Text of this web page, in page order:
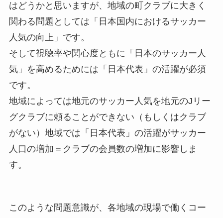
はどうかと思いますが、地域の町クラブに大きく
関わる問題としては「日本国内におけるサッカー
人気の向上」です。
そして視聴率や関心度ともに「日本のサッカー人
気」を高めるためには「日本代表」の活躍が必須
です。
地域によっては地元のサッカー人気を地元のJリー
グクラブに頼ることができない（もしくはクラブ
がない）地域では「日本代表」の活躍がサッカー
人口の増加＝クラブの会員数の増加に影響しま
す。
このような問題意識が、各地域の現場で働くコー